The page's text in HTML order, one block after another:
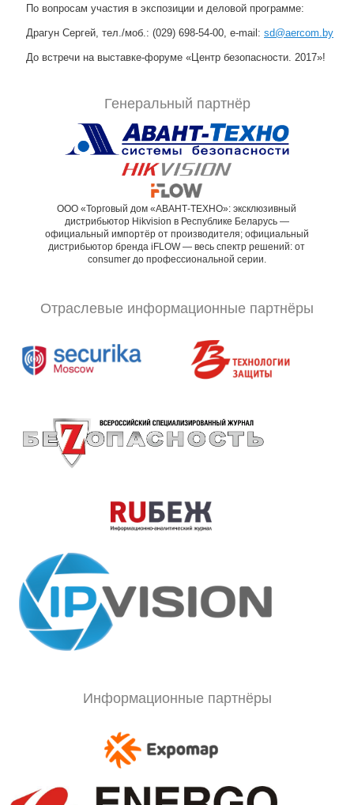
По вопросам участия в экспозиции и деловой программе:
Драгун Сергей, тел./моб.: (029) 698-54-00, e-mail: sd@aercom.by
До встречи на выставке-форуме «Центр безопасности. 2017»!
Генеральный партнёр
ООО «Торговый дом «АВАНТ-ТЕХНО»: эксклюзивный
дистрибьютор Hikvision в Республике Беларусь —
официальный импортёр от производителя; официальный
дистрибьютор бренда iFLOW — весь спектр решений: от
consumer до профессиональной серии.
Отраслевые информационные партнёры
Информационные партнёры